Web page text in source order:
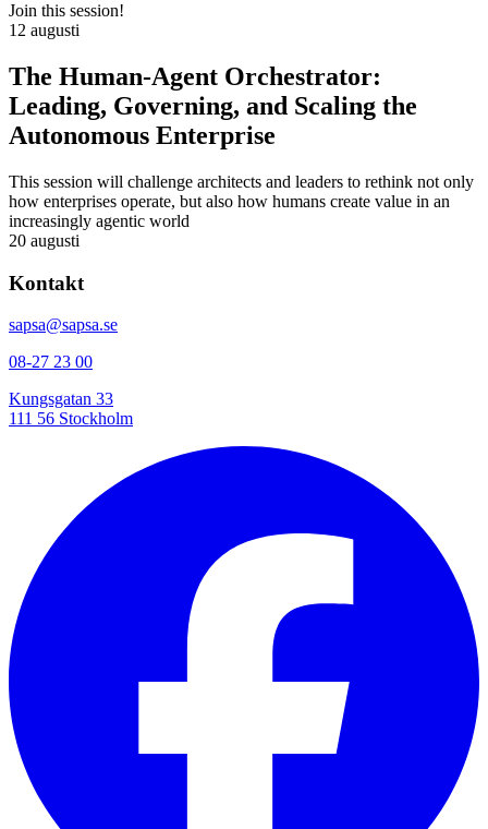
Join this session!
12 augusti
The Human-Agent Orchestrator:
Leading, Governing, and Scaling the
Autonomous Enterprise
This session will challenge architects and leaders to rethink not only
how enterprises operate, but also how humans create value in an
increasingly agentic world
20 augusti
Kontakt
sapsa@sapsa.se
08-27 23 00
Kungsgatan 33
111 56 Stockholm